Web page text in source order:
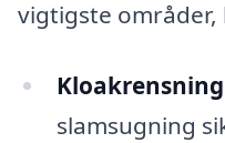
vigtigste
slamsugning